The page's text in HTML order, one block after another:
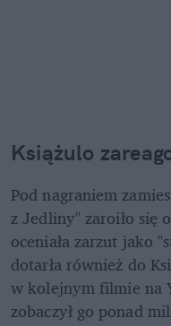
Książulo
Pod nagraniem
z Jedliny" zaroiło się
oceniała zarzut jako
dotarła również do
w kolejnym filmie na
zobaczył go ponad